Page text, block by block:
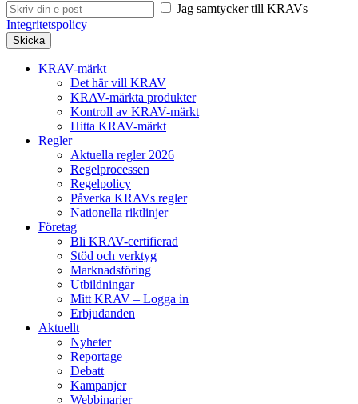
Jag samtycker till KRAVs
Integritetspolicy
KRAV-märkt
Det här vill KRAV
KRAV-märkta produkter
Kontroll av KRAV-märkt
Hitta KRAV-märkt
Regler
Aktuella regler 2026
Regelprocessen
Regelpolicy
Påverka KRAVs regler
Nationella riktlinjer
Företag
Bli KRAV-certifierad
Stöd och verktyg
Marknadsföring
Utbildningar
Mitt KRAV – Logga in
Erbjudanden
Aktuellt
Nyheter
Reportage
Debatt
Kampanjer
Webbinarier